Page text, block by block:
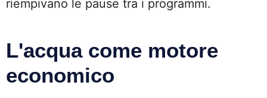
riempivano le pause tra i programmi.
L'acqua come motore
economico